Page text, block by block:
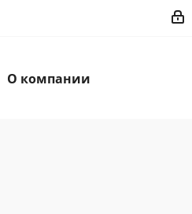
О компании